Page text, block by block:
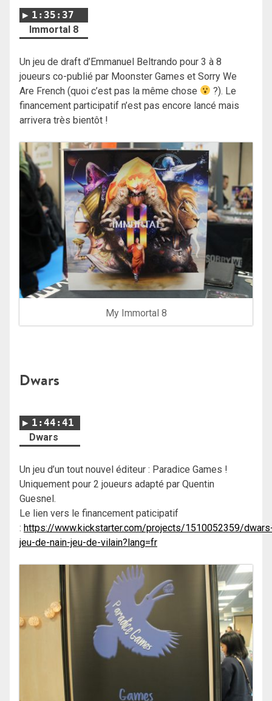
1:35:37
Immortal 8
Un jeu de draft d’Emmanuel Beltrando pour 3 à 8
joueurs co-publié par Moonster Games et Sorry We
Are French (quoi c’est pas la même chose
?). Le
financement participatif n’est pas encore lancé mais
arrivera très bientôt !
My Immortal 8
Dwars
1:44:41
Dwars
Un jeu d’un tout nouvel éditeur : Paradice Games !
Uniquement pour 2 joueurs adapté par Quentin
Guesnel.
Le lien vers le financement paticipatif
: https://www.kickstarter.com/projects/1510052359/
jeu-de-nain-jeu-de-vilain?lang=fr